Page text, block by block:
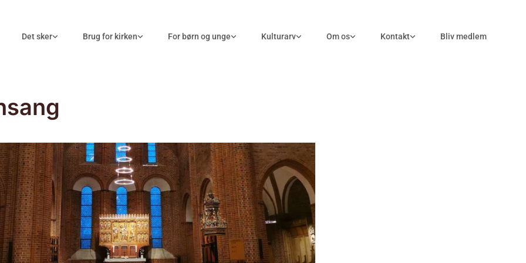
Det sker Brug for kirken For børn og unge Kulturarv Om os Kontakt Bliv medlem